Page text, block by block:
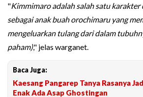
"Kimmimaro adalah salah satu
sebagai anak buah orochimaru yang
mengeluarkan tulang dari dalam
paham)," jelas warganet.
Baca Juga:
Kaesang Pangarep Tanya Rasanya
Enak Ada Asap Ghostingan